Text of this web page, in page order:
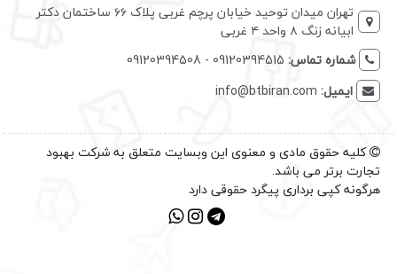
تهران میدان توحید خیابان پرچم غربی پلاک ۶۶ ساختمان دکتر
ابیانه زنگ ۸ واحد ۴ غربی
شماره تماس: 09120394515 - 09120394508
ایمیل: info@btbiran.com
کلیه حقوق مادی و معنوی این وبسایت متعلق به شرکت بهبود
تجارت برتر می باشد.
هرگونه کپی برداری پیگرد حقوقی دارد